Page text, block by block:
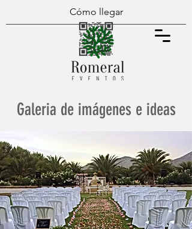
Cómo llegar
Galeria de imágenes e ideas